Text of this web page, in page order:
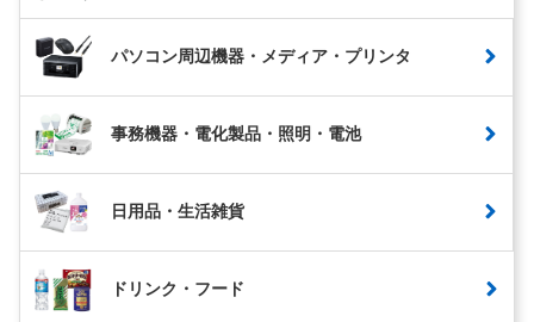
パソコン周辺機器・メディア・プリンタ
事務機器・電化製品・照明・電池
日用品・生活雑貨
ドリンク・フード